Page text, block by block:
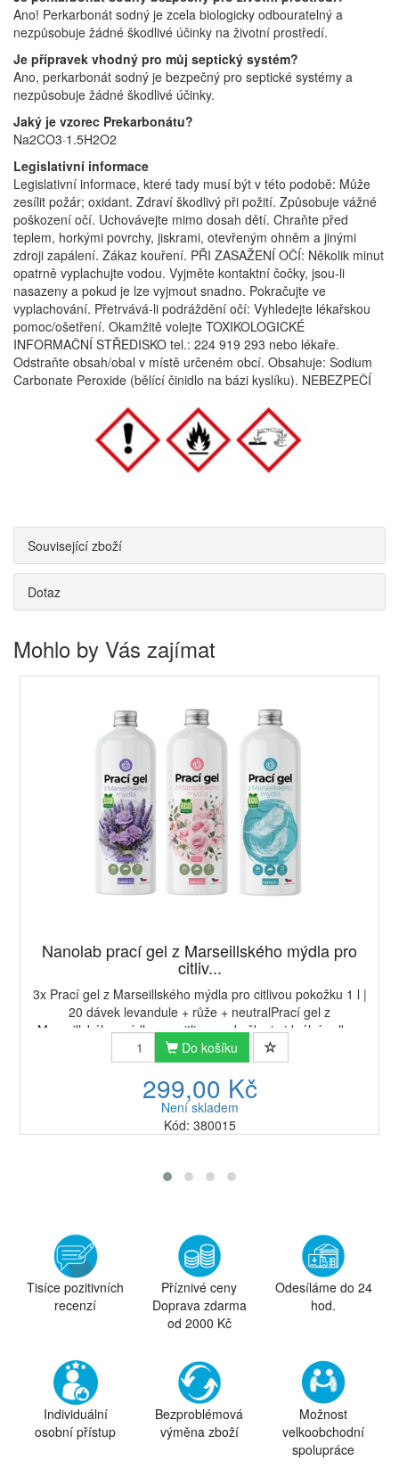
Ano! Perkarbonát sodný je zcela biologicky odbouratelný a
nezpůsobuje žádné škodlivé účinky na životní prostředí.
Je přípravek vhodný pro můj septický systém?
Ano, perkarbonát sodný je bezpečný pro septické systémy a
nezpůsobuje žádné škodlivé účinky.
Jaký je vzorec Prekarbonátu?
Na2CO3·1.5H2O2
Legislativní informace
Legislativní informace, které tady musí být v této podobě: Může
zesílit požár; oxidant. Zdraví škodlivý při požití. Způsobuje vážné
poškození očí. Uchovávejte mimo dosah dětí. Chraňte před
teplem, horkými povrchy, jiskrami, otevřeným ohněm a jinými
zdroji zapálení. Zákaz kouření. PŘI ZASAŽENÍ OČÍ: Několik minut
opatrně vyplachujte vodou. Vyjměte kontaktní čočky, jsou-li
nasazeny a pokud je lze vyjmout snadno. Pokračujte ve
vyplachování. Přetrvává-li podráždění očí: Vyhledejte lékařskou
pomoc/ošetření. Okamžitě volejte TOXIKOLOGICKÉ
INFORMAČNÍ STŘEDISKO tel.: 224 919 293 nebo lékaře.
Odstraňte obsah/obal v místě určeném obcí. Obsahuje: Sodium
Carbonate Peroxide (bělící činidlo na bázi kyslíku). NEBEZPEČÍ
Související zboží
Dotaz
Mohlo by Vás zajímat
Nanolab prací gel z Marseillského mýdla pro
citliv...
3x Prací gel z Marseillského mýdla pro citlivou pokožku 1 l |
20 dávek levandule + růže + neutralPrací gel z
Marseillského mýdla pro citlivou pokožku je ideální volbou
pro každého, kdo hledá šetrné a ...
Do košíku
299,00 Kč
Není skladem
Kód: 380015
Tisíce pozitivních
recenzí
Příznivé ceny
Doprava zdarma
od 2000 Kč
Odesíláme do 24
hod.
Individuální
osobní přístup
Bezproblémová
výměna zboží
Možnost
velkoobchodní
spolupráce